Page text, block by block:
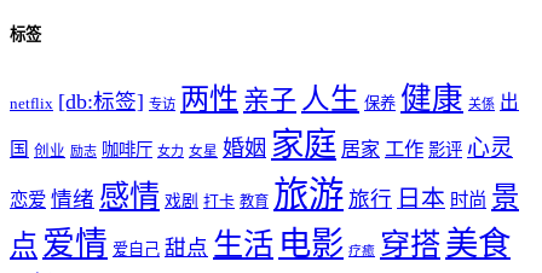
标签
netflix [db:标签] 专访 两性 亲子 人生 保养 健康 关係 出
国 创业 励志 咖啡厅 女力 女星 婚姻 家庭 居家 工作 影评 心灵
恋爱 情绪 感情 戏剧 打卡 教育 旅游 旅行 日本 时尚 景
点 爱情 爱自己 甜点 生活 电影 疗癒 穿搭美食